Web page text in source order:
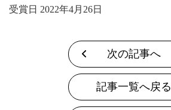
受賞日 2022年4月26日
次の記事へ
記事一覧へ戻る